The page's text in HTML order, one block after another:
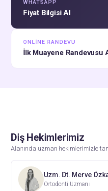
WHATSAPP
Fiyat Bilgisi Al
ONLINE RANDEVU
İlk Muayene Randevusu
Diş Hekimlerimiz
Alanında uzman hekimlerimizle
Uzm. Dt. Merve
Ortodonti Uzmanı